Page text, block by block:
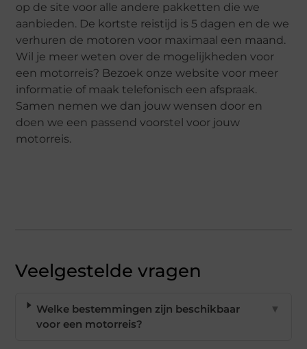
op de site voor alle andere pakketten die we
aanbieden. De kortste reistijd is 5 dagen en de we
verhuren de motoren voor maximaal een maand.
Wil je meer weten over de mogelijkheden voor
een motorreis? Bezoek onze website voor meer
informatie of maak telefonisch een afspraak.
Samen nemen we dan jouw wensen door en
doen we een passend voorstel voor jouw
motorreis.
Veelgestelde vragen
Welke bestemmingen zijn beschikbaar
voor een motorreis?
▼